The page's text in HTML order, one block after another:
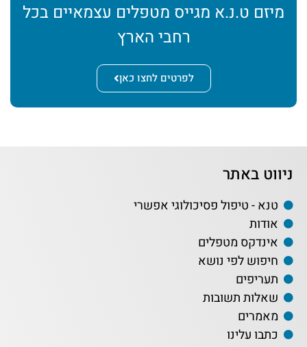
מיזם ט.נ.א מגייס מטפלים עצמאיים בכל
רחבי הארץ
לפרטים לחצו כאן
ניווט באתר
טנא - טיפול פסיכולוגי אפשרי
אודות
אינדקס מטפלים
חיפוש לפי נושא
תעריפים
שאלות תשובות
מאמרים
כתבו עלינו